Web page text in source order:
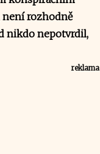
není rozhodně
nikdo nepotvrdil,
reklama